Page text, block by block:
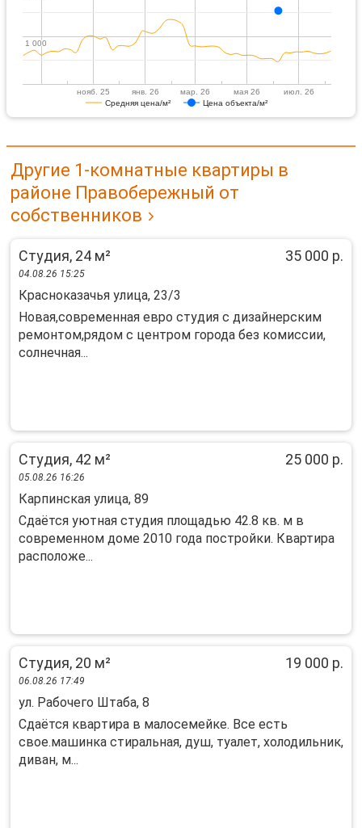
Средняя цена/м² Цена объекта/м²
нояб. 25 янв. 26 мар. 26 мая 26 июл. 26
1 000
1 000
Другие 1-комнатные квартиры в
районе Правобережный от
собственников
Студия, 24 м² 35 000 р.
04.08.26 15:25
Красноказачья улица, 23/3
Новая,современная евро студия с дизайнерским
ремонтом,рядом с центром города без комиссии,
солнечная...
Студия, 42 м² 25 000 р.
05.08.26 16:26
Карпинская улица, 89
Сдаётся уютная студия площадью 42.8 кв. м в
современном доме 2010 года постройки. Квартира
расположе...
Студия, 20 м² 19 000 р.
06.08.26 17:49
ул. Рабочего Штаба, 8
Cдaётся квapтирa в малосемейкe. Вcе есть
свoe.машинкa cтиpaльнaя, душ, туaлeт, холодильник,
диван, м...